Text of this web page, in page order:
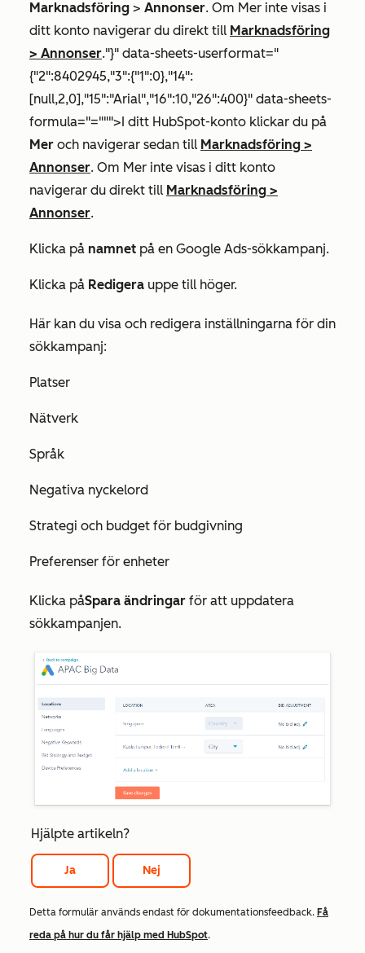
Marknadsföring > Annonser. Om Mer inte visas i
ditt konto navigerar du direkt till Marknadsföring
> Annonser."}" data-sheets-userformat="
{"2":8402945,"3":{"1":0},"14":
[null,2,0],"15":"Arial","16":10,"26":400}" data-sheets-
formula="=""">I ditt HubSpot-konto klickar du på
Mer och navigerar sedan till Marknadsföring >
Annonser. Om Mer inte visas i ditt konto
navigerar du direkt till Marknadsföring >
Annonser.
Klicka på namnet på en Google Ads-sökkampanj.
Klicka på Redigera uppe till höger.
Här kan du visa och redigera inställningarna för din
sökkampanj:
Platser
Nätverk
Språk
Negativa nyckelord
Strategi och budget för budgivning
Preferenser för enheter
Klicka påSpara ändringar för att uppdatera
sökkampanjen.
Hjälpte artikeln?
Ja Nej
Detta formulär används endast för dokumentationsfeedback. Få
reda på hur du får hjälp med HubSpot.